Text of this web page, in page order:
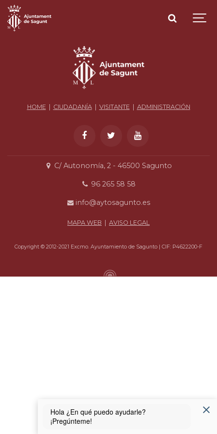
HOME CIUDADANÍA| VISITANTE ADMINISTRACIÓN
C/ Autonomía, 2 - 46500 Sagunto
96 265 58 58
info@aytosagunto.es
MAPA WEB | AVISO LEGAL
Copyright © 2012-2021 Excmo. Ayuntamiento de Sagunto | CIF: P4622200-F